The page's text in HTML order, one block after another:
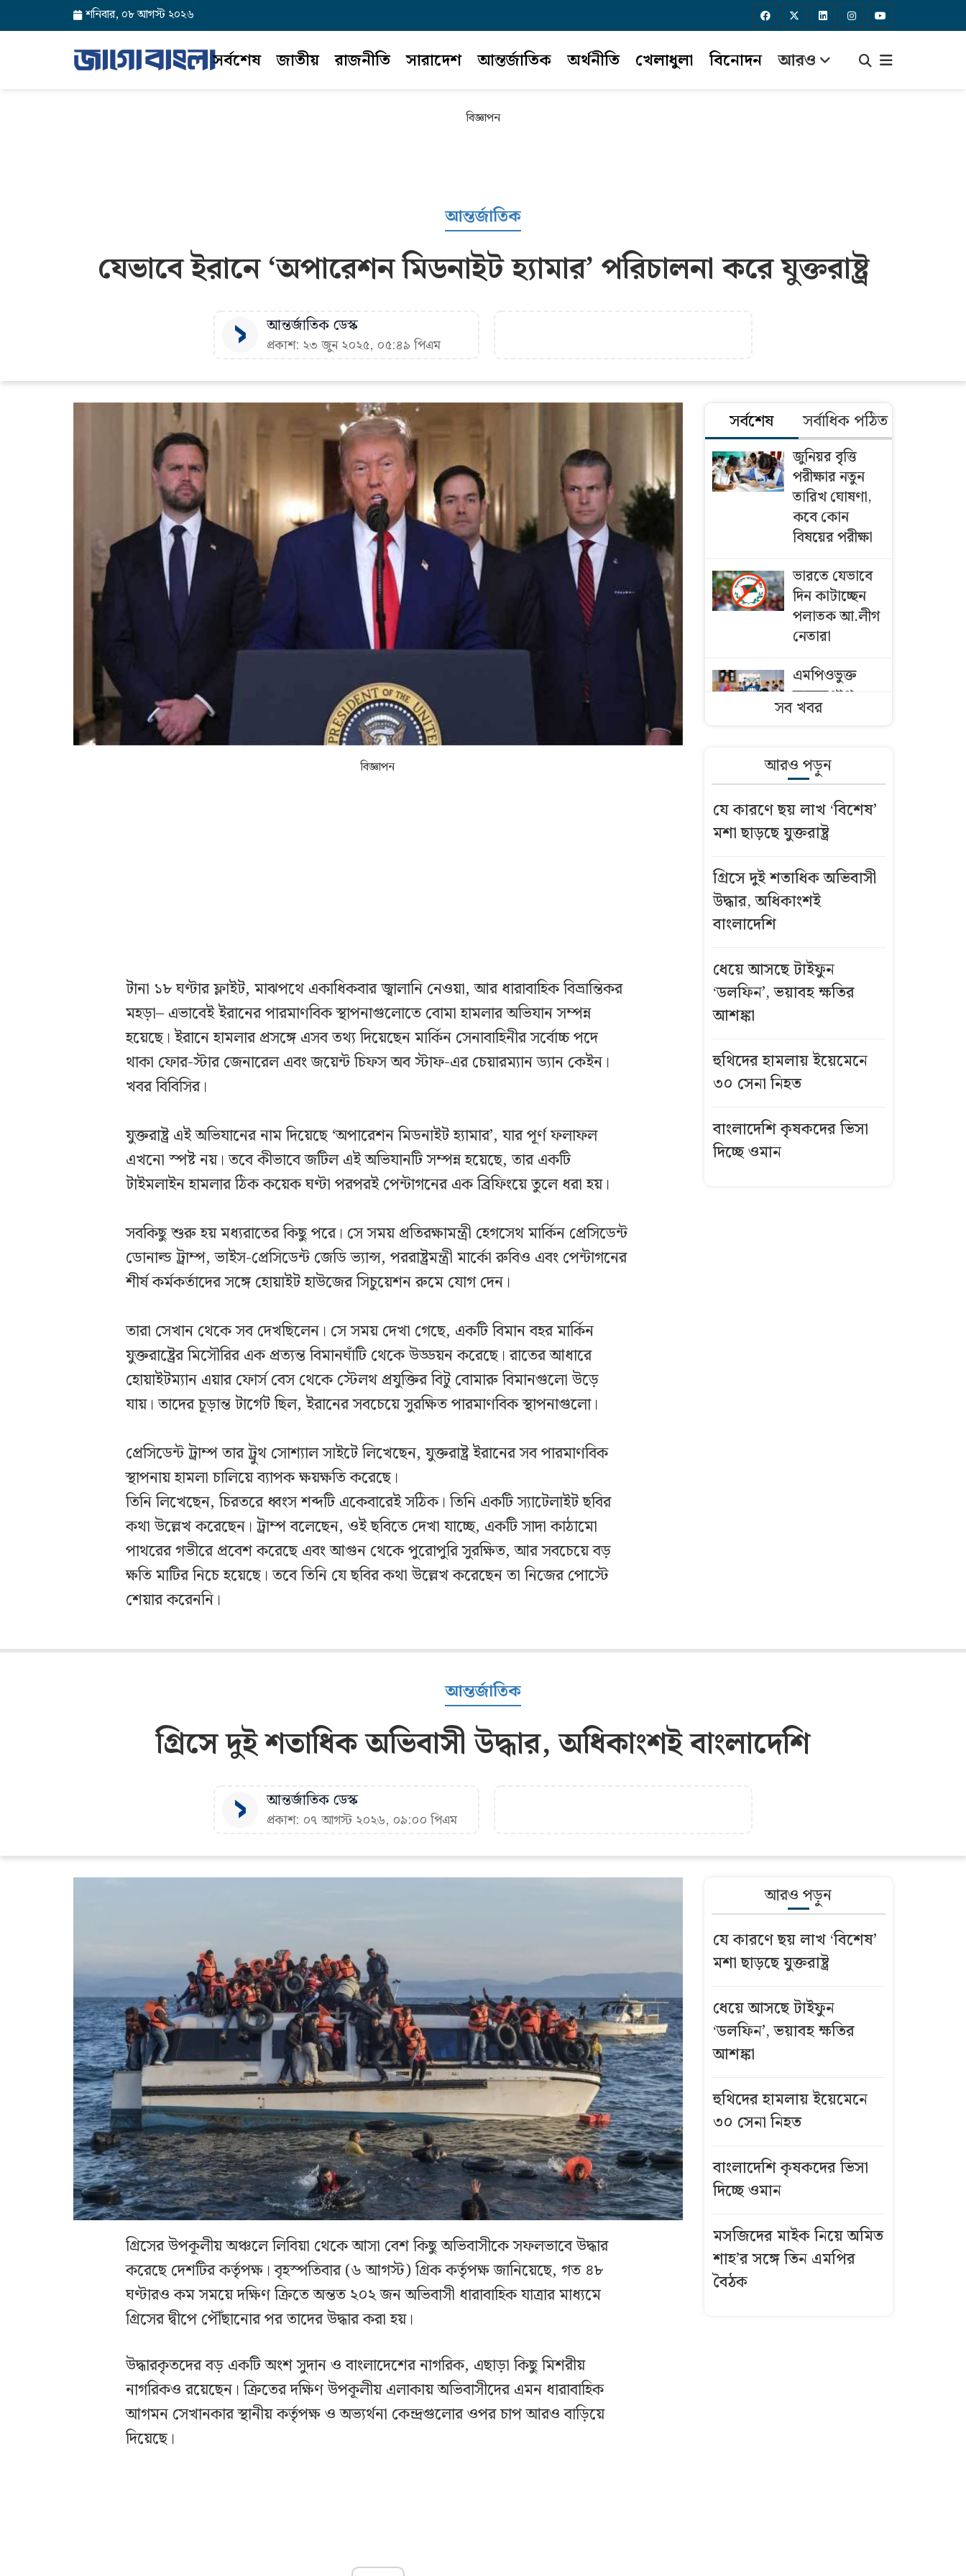
শনিবার, ০৮ আগস্ট ২০২৬
সর্বশেষ জাতীয় রাজনীতি সারাদেশ আন্তর্জাতিক অর্থনীতি খেলাধুলা বিনোদন আরও
বিজ্ঞাপন
আন্তর্জাতিক
যেভাবে ইরানে ‘অপারেশন মিডনাইট হ্যামার’ পরিচালনা করে যুক্তরাষ্ট্র
আন্তর্জাতিক ডেস্ক
প্রকাশ: ২৩ জুন ২০২৫, ০৫:৪৯ পিএম
বিজ্ঞাপন
টানা ১৮ ঘণ্টার ফ্লাইট, মাঝপথে একাধিকবার জ্বালানি নেওয়া, আর ধারাবাহিক বিভ্রান্তিকর
মহড়া– এভাবেই ইরানের পারমাণবিক স্থাপনাগুলোতে বোমা হামলার অভিযান সম্পন্ন
হয়েছে। ইরানে হামলার প্রসঙ্গে এসব তথ্য দিয়েছেন মার্কিন সেনাবাহিনীর সর্বোচ্চ পদে
থাকা ফোর-স্টার জেনারেল এবং জয়েন্ট চিফস অব স্টাফ-এর চেয়ারম্যান ড্যান কেইন।
খবর বিবিসির।
যুক্তরাষ্ট্র এই অভিযানের নাম দিয়েছে ‘অপারেশন মিডনাইট হ্যামার’, যার পূর্ণ ফলাফল
এখনো স্পষ্ট নয়। তবে কীভাবে জটিল এই অভিযানটি সম্পন্ন হয়েছে, তার একটি
টাইমলাইন হামলার ঠিক কয়েক ঘণ্টা পরপরই পেন্টাগনের এক ব্রিফিংয়ে তুলে ধরা হয়।
সবকিছু শুরু হয় মধ্যরাতের কিছু পরে। সে সময় প্রতিরক্ষামন্ত্রী হেগসেথ মার্কিন প্রেসিডেন্ট
ডোনাল্ড ট্রাম্প, ভাইস-প্রেসিডেন্ট জেডি ভ্যান্স, পররাষ্ট্রমন্ত্রী মার্কো রুবিও এবং পেন্টাগনের
শীর্ষ কর্মকর্তাদের সঙ্গে হোয়াইট হাউজের সিচুয়েশন রুমে যোগ দেন।
তারা সেখান থেকে সব দেখছিলেন। সে সময় দেখা গেছে, একটি বিমান বহর মার্কিন
যুক্তরাষ্ট্রের মিসৌরির এক প্রত্যন্ত বিমানঘাঁটি থেকে উড্ডয়ন করেছে। রাতের আধারে
হোয়াইটম্যান এয়ার ফোর্স বেস থেকে স্টেলথ প্রযুক্তির বিটু বোমারু বিমানগুলো উড়ে
যায়। তাদের চূড়ান্ত টার্গেট ছিল, ইরানের সবচেয়ে সুরক্ষিত পারমাণবিক স্থাপনাগুলো।
প্রেসিডেন্ট ট্রাম্প তার ট্রুথ সোশ্যাল সাইটে লিখেছেন, যুক্তরাষ্ট্র ইরানের সব পারমাণবিক
স্থাপনায় হামলা চালিয়ে ব্যাপক ক্ষয়ক্ষতি করেছে।
তিনি লিখেছেন, চিরতরে ধ্বংস শব্দটি একেবারেই সঠিক। তিনি একটি স্যাটেলাইট ছবির
কথা উল্লেখ করেছেন। ট্রাম্প বলেছেন, ওই ছবিতে দেখা যাচ্ছে, একটি সাদা কাঠামো
পাথরের গভীরে প্রবেশ করেছে এবং আগুন থেকে পুরোপুরি সুরক্ষিত, আর সবচেয়ে বড়
ক্ষতি মাটির নিচে হয়েছে। তবে তিনি যে ছবির কথা উল্লেখ করেছেন তা নিজের পোস্টে
শেয়ার করেননি।
সর্বশেষ সর্বাধিক পঠিত
জুনিয়র বৃৃত্তি
পরীক্ষার নতুন
তারিখ ঘোষণা,
কবে কোন
বিষয়ের পরীক্ষা
ভারতে যেভাবে
দিন কাটাচ্ছেন
পলাতক আ.লীগ
নেতারা
এমপিওভুক্ত
অবসরপ্রাপ্ত
শিক্ষক-
যেভাবে পাবেন
অবসরভাতা
দেশে ফের বাড়ল
সোনার দাম, ভরি
৮ উইকেট নিয়ে
বাংলাদেশকে
কে এই থমসন?
বিমানবন্দরের
ভিডিও ভাইরাল
একসঙ্গে ধরা
ইলিশ
সব খবর
আরও পড়ুন
যে কারণে ছয় লাখ ‘বিশেষ’
মশা ছাড়ছে যুক্তরাষ্ট্র
গ্রিসে দুই শতাধিক অভিবাসী
উদ্ধার, অধিকাংশই
বাংলাদেশি
ধেয়ে আসছে টাইফুন
‘ডলফিন’, ভয়াবহ ক্ষতির
আশঙ্কা
হুথিদের হামলায় ইয়েমেনে
৩০ সেনা নিহত
বাংলাদেশি কৃষকদের ভিসা
দিচ্ছে ওমান
আন্তর্জাতিক
গ্রিসে দুই শতাধিক অভিবাসী উদ্ধার, অধিকাংশই বাংলাদেশি
আন্তর্জাতিক ডেস্ক
প্রকাশ: ০৭ আগস্ট ২০২৬, ০৯:০০ পিএম
গ্রিসের উপকূলীয় অঞ্চলে লিবিয়া থেকে আসা বেশ কিছু অভিবাসীকে সফলভাবে উদ্ধার
করেছে দেশটির কর্তৃপক্ষ। বৃহস্পতিবার (৬ আগস্ট) গ্রিক কর্তৃপক্ষ জানিয়েছে, গত ৪৮
ঘণ্টারও কম সময়ে দক্ষিণ ক্রিতে অন্তত ২০২ জন অভিবাসী ধারাবাহিক যাত্রার মাধ্যমে
গ্রিসের দ্বীপে পৌঁছানোর পর তাদের উদ্ধার করা হয়।
উদ্ধারকৃতদের বড় একটি অংশ সুদান ও বাংলাদেশের নাগরিক, এছাড়া কিছু মিশরীয়
নাগরিকও রয়েছেন। ক্রিতের দক্ষিণ উপকূলীয় এলাকায় অভিবাসীদের এমন ধারাবাহিক
আগমন সেখানকার স্থানীয় কর্তৃপক্ষ ও অভ্যর্থনা কেন্দ্রগুলোর ওপর চাপ আরও বাড়িয়ে
দিয়েছে।
আরও পড়ুন
যে কারণে ছয় লাখ ‘বিশেষ’
মশা ছাড়ছে যুক্তরাষ্ট্র
ধেয়ে আসছে টাইফুন
‘ডলফিন’, ভয়াবহ ক্ষতির
আশঙ্কা
হুথিদের হামলায় ইয়েমেনে
৩০ সেনা নিহত
বাংলাদেশি কৃষকদের ভিসা
দিচ্ছে ওমান
মসজিদের মাইক নিয়ে অমিত
শাহ’র সঙ্গে তিন এমপির
বৈঠক